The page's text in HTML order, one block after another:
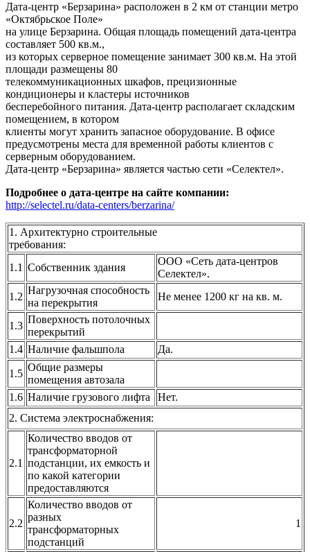
Дата-центр «Берзарина» расположен в 2 км от станции метро
«Октябрьское Поле»
на улице Берзарина. Общая площадь помещений дата-центра
составляет 500 кв.м.,
из которых серверное помещение занимает 300 кв.м. На этой
площади размещены 80
телекоммуникационных шкафов, прецизионные
кондиционеры и кластеры источников
бесперебойного питания. Дата-центр располагает складским
помещением, в котором
клиенты могут хранить запасное оборудование. В офисе
предусмотрены места для временной работы клиентов с
серверным оборудованием.
Дата-центр «Берзарина» является частью сети «Селектел».
Подробнее о дата-центре на сайте компании:
http://selectel.ru/data-centers/berzarina/
1. Архитектурно строительные
требования:
1.1 Собственник здания
ООО «Сеть дата-центров
Селектел».
1.2
Нагрузочная способность
на перекрытия
Не менее 1200 кг на кв. м.
1.3
Поверхность потолочных
перекрытий
1.4 Наличие фальшпола Да.
1.5
Общие размеры
помещения автозала
1.6 Наличие грузового лифта
Нет.
2. Система электроснабжения:
2.1
Количество вводов от
трансформаторной
подстанции, их емкость и
по какой категории
предоставляются
2.2
Количество вводов от
разных
трансформаторных
подстанций
1